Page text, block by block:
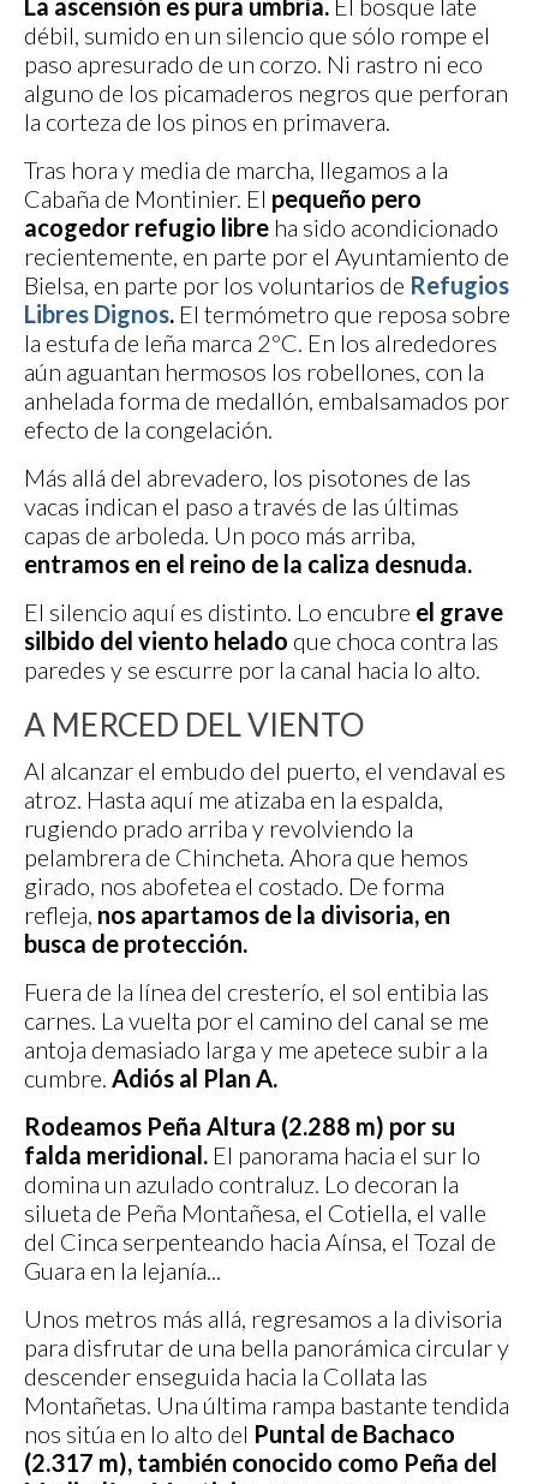
La ascensión es pura umbría. El bosque late
débil, sumido en un silencio que sólo rompe el
paso apresurado de un corzo. Ni rastro ni eco
alguno de los picamaderos negros que perforan
la corteza de los pinos en primavera.
Tras hora y media de marcha, llegamos a la
Cabaña de Montinier. El pequeño pero
acogedor refugio libre ha sido acondicionado
recientemente, en parte por el Ayuntamiento de
Bielsa, en parte por los voluntarios de Refugios
Libres Dignos. El termómetro que reposa sobre
la estufa de leña marca 2ºC. En los alrededores
aún aguantan hermosos los robellones, con la
anhelada forma de medallón, embalsamados por
efecto de la congelación.
Más allá del abrevadero, los pisotones de las
vacas indican el paso a través de las últimas
capas de arboleda. Un poco más arriba,
entramos en el reino de la caliza desnuda.
El silencio aquí es distinto. Lo encubre el grave
silbido del viento helado que choca contra las
paredes y se escurre por la canal hacia lo alto.
A MERCED DEL VIENTO
Al alcanzar el embudo del puerto, el vendaval es
atroz. Hasta aquí me atizaba en la espalda,
rugiendo prado arriba y revolviendo la
pelambrera de Chincheta. Ahora que hemos
girado, nos abofetea el costado. De forma
refleja, nos apartamos de la divisoria, en
busca de protección.
Fuera de la línea del cresterío, el sol entibia las
carnes. La vuelta por el camino del canal se me
antoja demasiado larga y me apetece subir a la
cumbre. Adiós al Plan A.
Rodeamos Peña Altura (2.288 m) por su
falda meridional. El panorama hacia el sur lo
domina un azulado contraluz. Lo decoran la
silueta de Peña Montañesa, el Cotiella, el valle
del Cinca serpenteando hacia Aínsa, el Tozal de
Guara en la lejanía...
Unos metros más allá, regresamos a la divisoria
para disfrutar de una bella panorámica circular y
descender enseguida hacia la Collata las
Montañetas. Una última rampa bastante tendida
nos sitúa en lo alto del Puntal de Bachaco
(2.317 m), también conocido como Peña del